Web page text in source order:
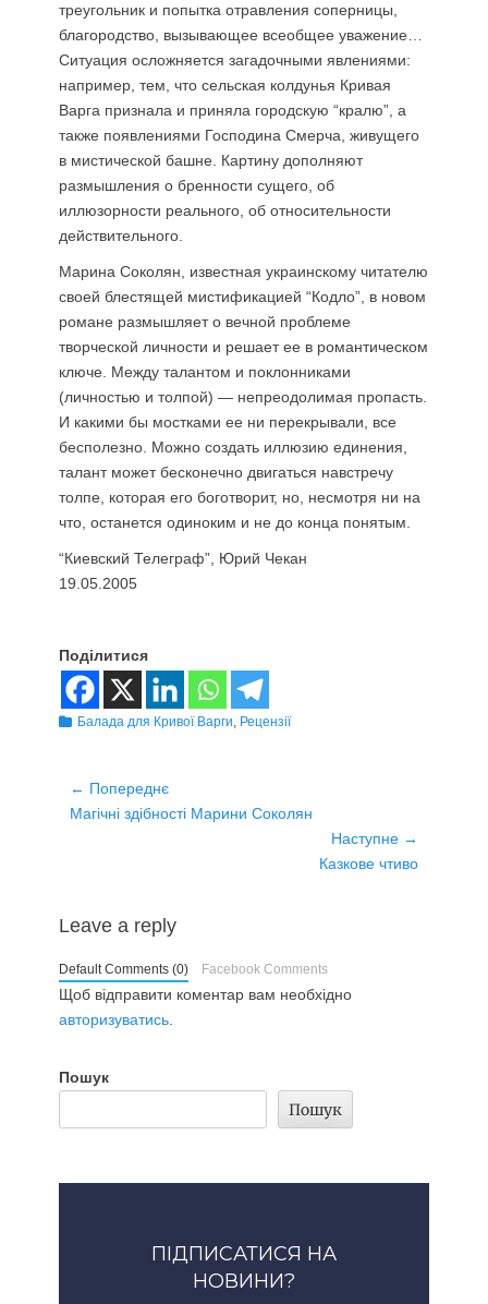
треугольник и попытка отравления соперницы,
благородство, вызывающее всеобщее уважение…
Ситуация осложняется загадочными явлениями:
например, тем, что сельская колдунья Кривая
Варга признала и приняла городскую “кралю”, а
также появлениями Господина Смерча, живущего
в мистической башне. Картину дополняют
размышления о бренности сущего, об
иллюзорности реального, об относительности
действительного.
Марина Соколян, известная украинскому читателю
своей блестящей мистификацией “Кодло”, в новом
романе размышляет о вечной проблеме
творческой личности и решает ее в романтическом
ключе. Между талантом и поклонниками
(личностью и толпой) — непреодолимая пропасть.
И какими бы мостками ее ни перекрывали, все
бесполезно. Можно создать иллюзию единения,
талант может бесконечно двигаться навстречу
толпе, которая его боготворит, но, несмотря ни на
что, останется одиноким и не до конца понятым.
“Киевский Телеграф”, Юрий Чекан
19.05.2005
Поділитися
Розділи
Балада для Кривої Варги, Рецензії
Навігація
записів
← Попереднє
Попередній
Магічні здібності Марини Соколян
Наступне →
Казкове чтиво
Leave a reply
Default Comments (0) Facebook Comments
Щоб відправити коментар вам необхідно
авторизуватись
Пошук
Пошук
ПІДПИСАТИСЯ НА
НОВИНИ?